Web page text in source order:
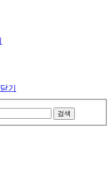
닫기
검색